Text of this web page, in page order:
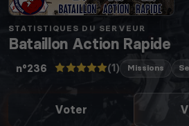
STATISTIQUES DU SERVEUR
Bataillon Action Rapide
n°236 (1) Missions
Voter